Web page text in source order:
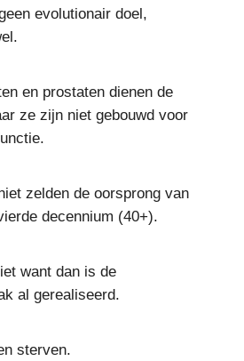
evolutionair doel,
en prostaten dienen de
ze zijn niet gebouwd voor
zelden de oorsprong van
decennium (40+).
want dan is de
al gerealiseerd.
sterven.